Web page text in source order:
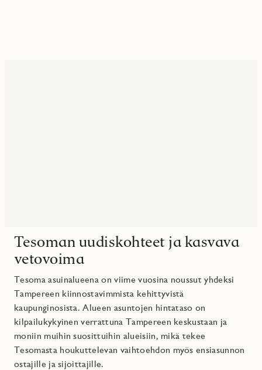
Tesoman uudiskohteet ja kasvava
vetovoima
Tesoma asuinalueena on viime vuosina noussut yhdeksi
Tampereen kiinnostavimmista kehittyvistä
kaupunginosista. Alueen asuntojen hintataso on
kilpailukykyinen verrattuna Tampereen keskustaan ja
moniin muihin suosittuihin alueisiin, mikä tekee
Tesomasta houkuttelevan vaihtoehdon myös ensiasunnon
ostajille ja sijoittajille.